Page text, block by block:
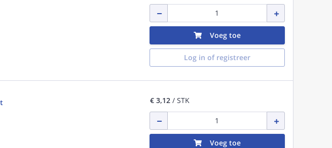
Voeg toe
Log in of registreer
€ 3,12/ STK
Voeg toe